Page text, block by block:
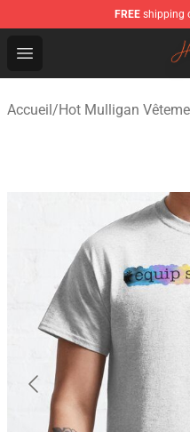
FREE shipping
Open menu
Hot Mulligan Shop -
Accueil/Hot Mulligan